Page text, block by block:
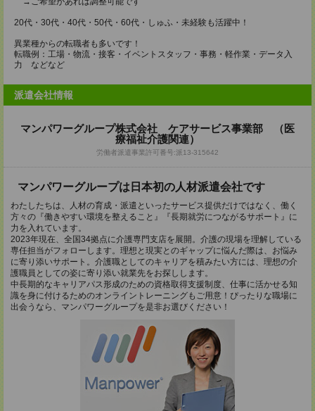
20代・30代・40代・50代・60代・しゅふ・未経験も活躍中！
異業種からの転職者も多いです！
転職例：工場・物流・接客・イベントスタッフ・事務・軽作業・データ入
力 などなど
派遣会社情報
マンパワーグループ株式会社 ケアサービス事業部 （医
療福祉介護関連）
労働者派遣事業許可番号:派13-315642
マンパワーグループは日本初の人材派遣会社です
わたしたちは、人材の育成・派遣といったサービス提供だけではなく、働く
方々の『働きやすい環境を整えること』『長期就労につながるサポート』に
力を入れています。
2023年現在、全国34拠点に介護専門支店を展開。介護の現場を理解している
専任担当がフォローします。理想と現実とのギャップに悩んだ際は、お悩み
に寄り添いサポート。介護職としてのキャリアを積みたい方には、理想の介
護職員としての姿に寄り添い就業先をお探しします。
中長期的なキャリアパス形成のための資格取得支援制度、仕事に活かせる知
識を身に付けるためのオンライントレーニングもご用意！ぴったりな職場に
出会うなら、マンパワーグループを是非お選びください！